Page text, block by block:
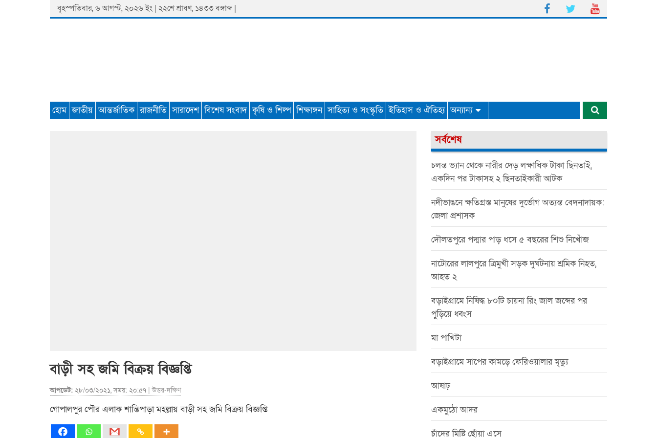
বৃহস্পতিবার, ৬ আগস্ট, ২০২৬ ইং | ২২শে শ্রাবণ, ১৪৩৩ বঙ্গাব্দ |
Padmaprobaha
হোম জাতীয় আন্তর্জাতিক রাজনীতি সারাদেশ বিশেষ সংবাদ কৃষি ও শিল্প শিক্ষাঙ্গন সাহিত্য ও সংস্কৃতি ইতিহাস ও ঐতিহ্য অন্যান্য
বাড়ী সহ জমি বিক্রয় বিজ্ঞপ্তি
আপডেট: ২৮/০৩/২০২১, সময়: ২০:৫৭ |উত্তর-দক্ষিণ
গোপালপুর পৌর এলাক শান্তিপাড়া মহল্লায় বাড়ী সহ জমি বিক্রয় বিজ্ঞপ্তি
সর্বশেষ
চলন্ত ভ্যান থেকে নারীর দেড় লক্ষাধিক টাকা ছিনতাই,
একদিন পর টাকাসহ ২ ছিনতাইকারী আটক
নদীভাঙনে ক্ষতিগ্রস্ত মানুষের দুর্ভোগ অত্যন্ত বেদনাদায়ক:
জেলা প্রশাসক
দৌলতপুরে পদ্মার পাড় ধসে ৫ বছরের শিশু নিখোঁজ
নাটোরের লালপুরে ত্রিমুখী সড়ক দুর্ঘটনায় শ্রমিক নিহত,
আহত ২
বড়াইগ্রামে নিষিদ্ধ ৮০টি চায়না রিং জাল জব্দের পর
পুড়িয়ে ধ্বংস
মা পাখিটা
বড়াইগ্রামে সাপের কামড়ে ফেরিওয়ালার মৃত্যু
আষাঢ়
একমুঠো আদর
চাঁদের মিষ্টি ছোঁয়া এসে